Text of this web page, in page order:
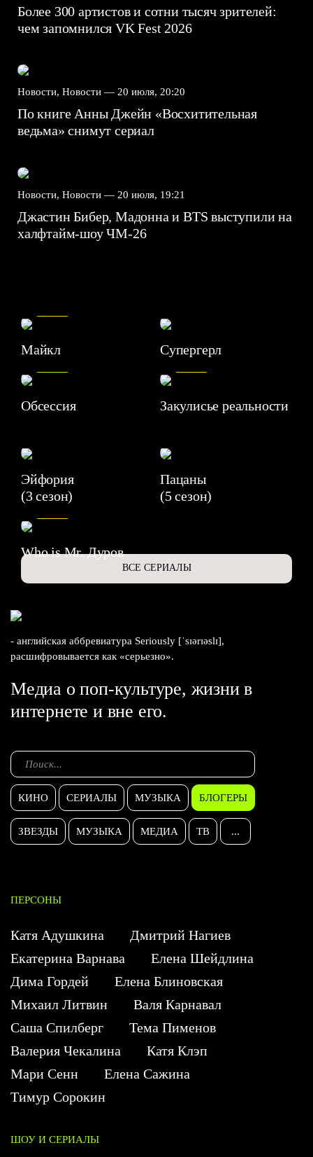
Более 300 артистов и сотни тысяч зрителей:
чем запомнился VK Fest 2026
Новости, Новости — 20 июля, 20:20
По книге Анны Джейн «Восхитительная
ведьма» снимут сериал
Новости, Новости — 20 июля, 19:21
Джастин Бибер, Мадонна и BTS выступили на
халфтайм-шоу ЧМ-26
Майкл Супергерл
Обсессия
7.1
Закулисье реальности
Эйфория
(3 сезон)
Пацаны
(5 сезон)
Who is Mr. Дуров
ВСЕ СЕРИАЛЫ
- английская аббревиатура Seriously [ˈsɪərɪəslɪ],
расшифровывается как «серьезно».
Медиа о поп-культуре, жизни в
интернете и вне его.
КИНО СЕРИАЛЫ МУЗЫКА БЛОГЕРЫ
ЗВЕЗДЫ МУЗЫКА МЕДИА ТВ ...
ПЕРСОНЫ
Катя Адушкина
Дмитрий Нагиев
Екатерина Варнава
Елена Шейдлина
Дима Гордей
Елена Блиновская
Михаил Литвин
Валя Карнавал
Саша Спилберг
Тема Пименов
Валерия Чекалина
Катя Клэп
Мари Сенн
Елена Сажина
Тимур Сорокин
ШОУ И СЕРИАЛЫ